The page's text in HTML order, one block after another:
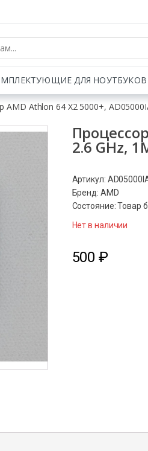
ДЛЯ НОУТБУКОВ
AMD Athlon 64 X2 5000+,
2.6 GHz,
Артикул:
Бренд: AMD
Состояние: Товар
Нет в наличии
500₽